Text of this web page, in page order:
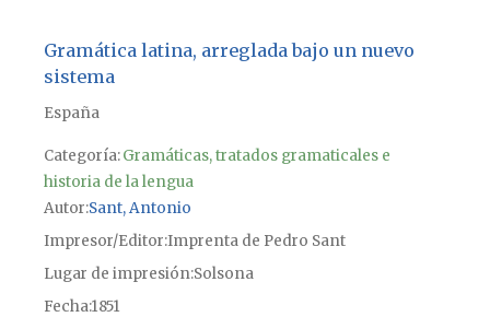
Gramática latina, arreglada bajo un nuevo
sistema
España
Categoría:Gramáticas, tratados gramaticales e
historia de la lengua
Autor Sant, Antonio
Impresor/Editor Imprenta de Pedro Sant
Lugar de impresiónSolsona
Fecha1851